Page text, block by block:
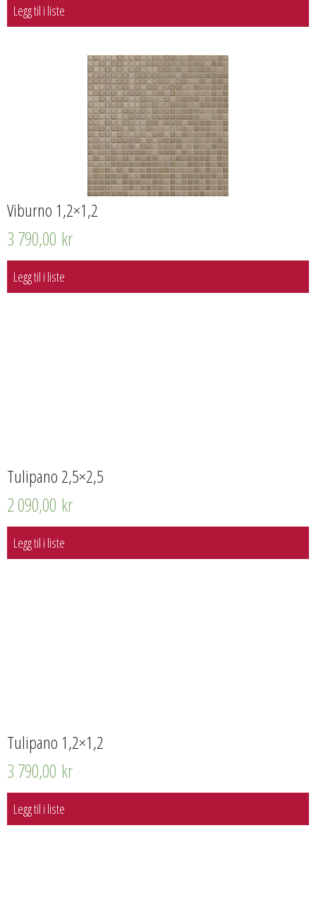
Legg til i liste
Viburno 1,2×1,2
3 790,00 kr
Legg til i liste
Tulipano 2,5×2,5
2 090,00 kr
Legg til i liste
Tulipano 1,2×1,2
3 790,00 kr
Legg til i liste